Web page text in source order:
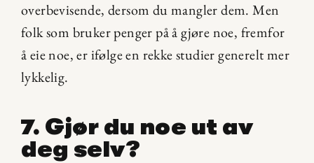
overbevisende, dersom du mangler dem. Men
folk som bruker penger på å gjøre noe, fremfor
å eie noe, er ifølge en rekke studier generelt mer
lykkelig.
7. Gjør du noe ut av
deg selv?